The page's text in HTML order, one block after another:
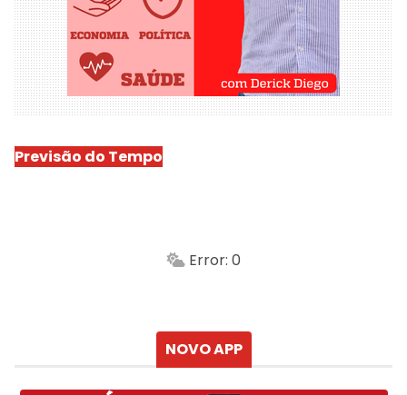
Previsão do Tempo
Min.
Error: 0
NOVO APP